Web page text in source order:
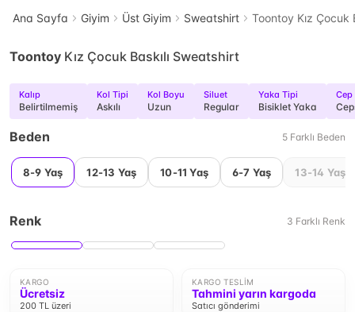
Ana Sayfa Giyim Üst Giyim Sweatshirt Toontoy Kız Çocuk
Toontoy Kız Çocuk Baskılı Sweatshirt
Kalıp
Belirtilmemiş
Kol Tipi
Askılı
Kol Boyu
Uzun
Siluet
Regular
Yaka Tipi
Bisiklet Yaka
Cep
Beden 5 Farklı Beden
8-9 Yaş 12-13 Yaş 10-11 Yaş 6-7 Yaş 13-14 Yaş
Renk 3 Farklı Renk
KARGO
Ücretsiz
200 TL üzeri
KARGO TESLIM
Tahmini yarın kargoda
Satıcı gönderimi